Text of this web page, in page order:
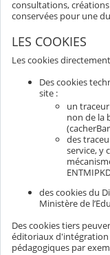
consultations,
conservées pour une
LES COOKIES
Les cookies
Des cookies
site :
un
non de la
des
service, y
des cookies du
Ministère de
Des cookies tiers
éditoriaux d'intégration
pédagogiques par